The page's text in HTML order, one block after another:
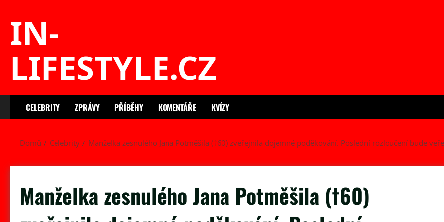
IN-
LIFESTYLE.CZ
CELEBRITY ZPRÁVY PŘÍBĚHY KOMENTÁŘE KVÍZY
Domů Celebrity Manželka zesnulého Jana Potměšila (†60) zveřejnila dojemné poděkování. Poslední rozloučení bude
Manželka zesnulého Jana Potměšila (†60)